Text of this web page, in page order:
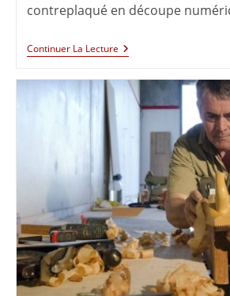
contreplaqué en découpe
Continuer La Lecture